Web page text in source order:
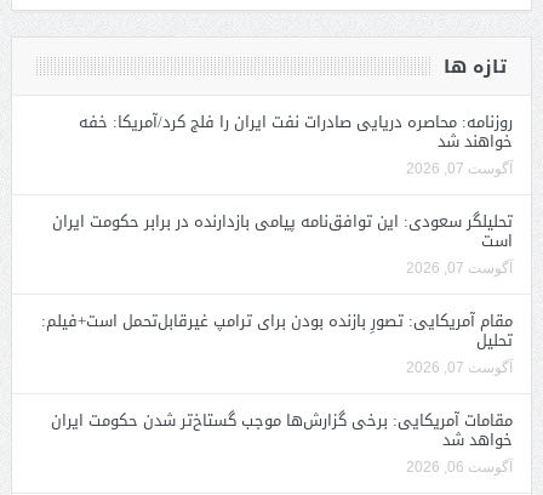
تازه ها
روزنامه: محاصره دریایی صادرات نفت ایران را فلج کرد/آمریکا: خفه
خواهند شد
آگوست 07, 2026
تحلیلگر سعودی: این توافق‌نامه پیامی بازدارنده در برابر حکومت ایران
است
آگوست 07, 2026
مقام آمریکایی: تصورِ بازنده بودن برای ترامپ غیرقابل‌تحمل است+فیلم:
تحلیل
آگوست 07, 2026
مقامات آمریکایی: برخی گزارش‌ها موجب گستاخ‌تر شدن حکومت ایران
خواهد شد
آگوست 06, 2026